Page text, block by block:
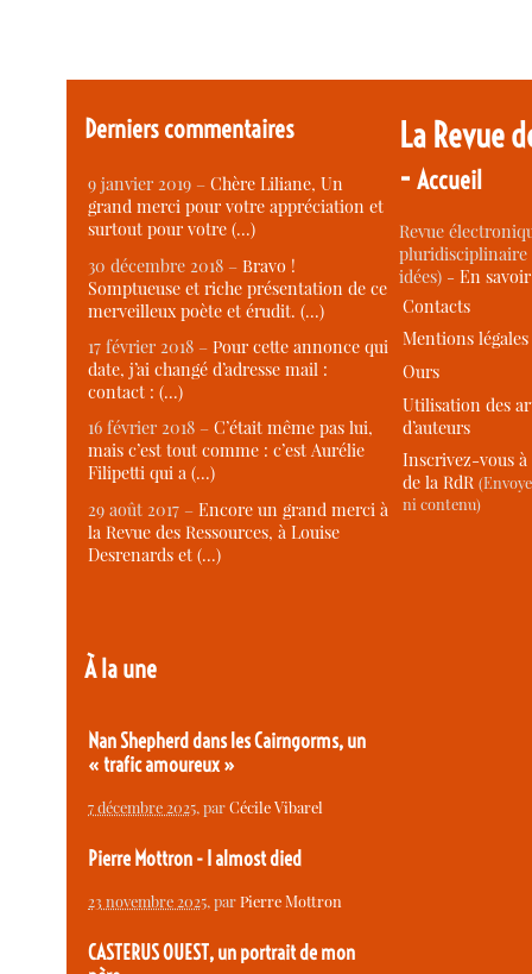
Derniers commentaires
9 janvier 2019 –Chère Liliane, Un
grand merci pour votre appréciation et
surtout pour votre (…)
30 décembre 2018 –Bravo !
Somptueuse et riche présentation de ce
merveilleux poète et érudit. (…)
17 février 2018 –Pour cette annonce qui
date, j’ai changé d’adresse mail :
contact : (…)
16 février 2018 –C’était même pas lui,
mais c’est tout comme : c’est Aurélie
Filipetti qui a (…)
29 août 2017 –Encore un grand merci à
la Revue des Ressources, à Louise
Desrenards et (…)
À la une
Nan Shepherd dans les Cairngorms, un
« trafic amoureux »
7 décembre 2025, parCécile Vibarel
Pierre Mottron - I almost died
23 novembre 2025, parPierre Mottron
CASTERUS OUEST, un portrait de mon
La Revue
-Accueil
Revue
idées) -En
Contacts
Mentions légales
Ours
Utilisation des
d’auteurs
Inscrivez-vous
de la RdR
ni contenu)